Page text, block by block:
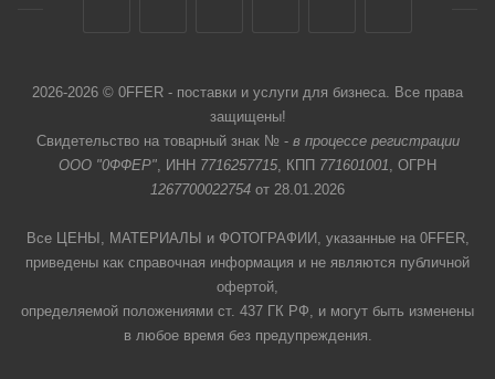
2026-2026 © 0FFER - поставки и услуги для бизнеса. Все права
защищены!
Свидетельство на товарный знак № - в процессе регистрации
ООО "0ФФЕР", ИНН 7716257715, КПП 771601001, ОГРН
1267700022754 от 28.01.2026
Все ЦЕНЫ, МАТЕРИАЛЫ и ФОТОГРАФИИ, указанные на 0FFER,
приведены как справочная информация и не являются публичной
офертой,
определяемой положениями ст. 437 ГК РФ, и могут быть изменены
в любое время без предупреждения.